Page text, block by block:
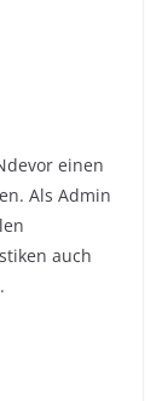
einen
Als Admin
auch